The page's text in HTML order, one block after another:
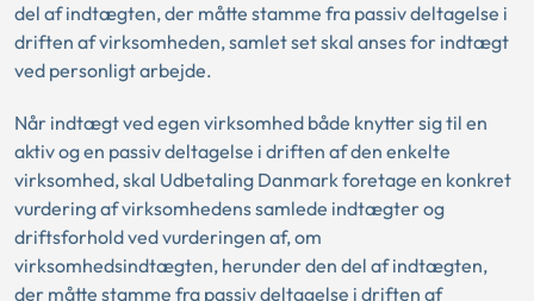
del af indtægten, der måtte stamme fra passiv deltagelse i
driften af virksomheden, samlet set skal anses for indtægt
ved personligt arbejde.
Når indtægt ved egen virksomhed både knytter sig til en
aktiv og en passiv deltagelse i driften af den enkelte
virksomhed, skal Udbetaling Danmark foretage en konkret
vurdering af virksomhedens samlede indtægter og
driftsforhold ved vurderingen af, om
virksomhedsindtægten, herunder den del af indtægten,
der måtte stamme fra passiv deltagelse i driften af